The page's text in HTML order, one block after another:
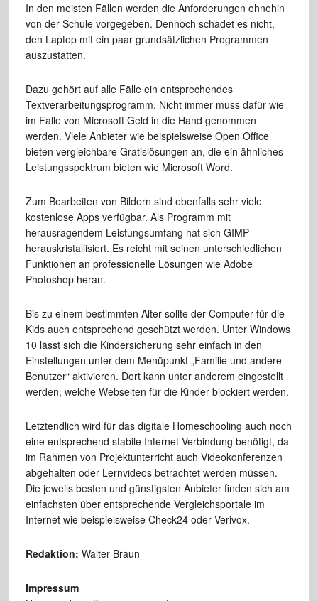
In den meisten Fällen werden die Anforderungen ohnehin
von der Schule vorgegeben. Dennoch schadet es nicht,
den Laptop mit ein paar grundsätzlichen Programmen
auszustatten.
Dazu gehört auf alle Fälle ein entsprechendes
Textverarbeitungsprogramm. Nicht immer muss dafür wie
im Falle von Microsoft Geld in die Hand genommen
werden. Viele Anbieter wie beispielsweise Open Office
bieten vergleichbare Gratislösungen an, die ein ähnliches
Leistungsspektrum bieten wie Microsoft Word.
Zum Bearbeiten von Bildern sind ebenfalls sehr viele
kostenlose Apps verfügbar. Als Programm mit
herausragendem Leistungsumfang hat sich GIMP
herauskristallisiert. Es reicht mit seinen unterschiedlichen
Funktionen an professionelle Lösungen wie Adobe
Photoshop heran.
Bis zu einem bestimmten Alter sollte der Computer für die
Kids auch entsprechend geschützt werden. Unter Windows
10 lässt sich die Kindersicherung sehr einfach in den
Einstellungen unter dem Menüpunkt „Familie und andere
Benutzer“ aktivieren. Dort kann unter anderem eingestellt
werden, welche Webseiten für die Kinder blockiert werden.
Letztendlich wird für das digitale Homeschooling auch noch
eine entsprechend stabile Internet-Verbindung benötigt, da
im Rahmen von Projektunterricht auch Videokonferenzen
abgehalten oder Lernvideos betrachtet werden müssen.
Die jeweils besten und günstigsten Anbieter finden sich am
einfachsten über entsprechende Vergleichsportale im
Internet wie beispielsweise Check24 oder Verivox.
Redaktion: Walter Braun
Impressum